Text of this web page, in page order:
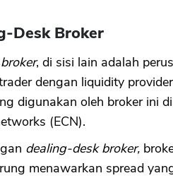
Desk Broker
, di sisi lain adalah
dengan liquidity
digunakan oleh broker ini
(ECN).
dealing-desk broker,
menawarkan spread